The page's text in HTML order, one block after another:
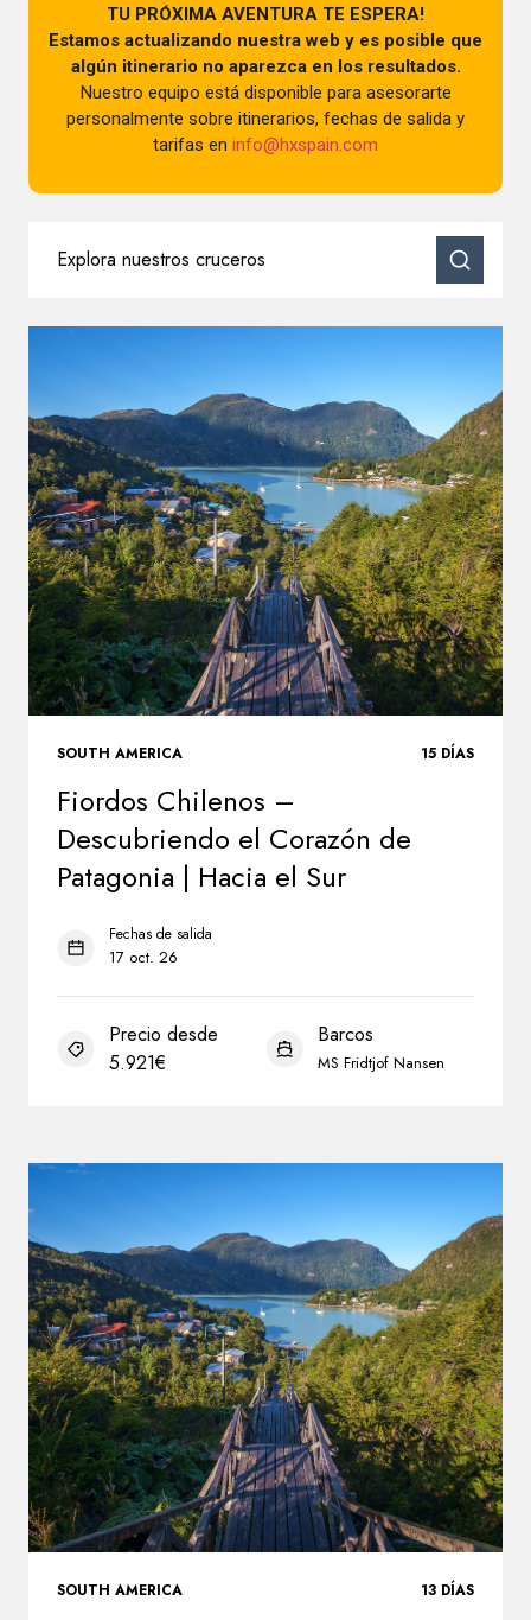
TU PRÓXIMA AVENTURA TE ESPERA!
Estamos actualizando nuestra web y es posible que
algún itinerario no aparezca en los resultados.
Nuestro equipo está disponible para asesorarte
personalmente sobre itinerarios, fechas de salida y
tarifas en info@hxspain.com